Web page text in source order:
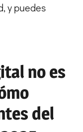
y puedes
no es
del